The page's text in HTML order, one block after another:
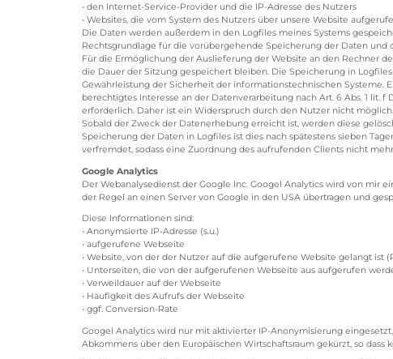
• den Internet-Service-Provider und die IP-Adresse des Nutzers
• Websites, die vom System des Nutzers über unsere Website
Die Daten werden außerdem in den Logfiles meines Systems
Rechtsgrundlage für die vorübergehende Speicherung der Daten und
Für die Ermöglichung der Auslieferung der Website an den Rechner
die Dauer der Sitzung gespeichert bleiben. Die Speicherung in
Gewährleistung der Sicherheit der informationstechnischen
berechtigtes Interesse an der Datenverarbeitung nach Art. 6 Abs. 1
erforderlich. Daher ist ein Widerspruch durch den Nutzer nicht möglich.
Sobald der Zweck der Datenerhebung erreicht ist, werden diese
Speicherung der Daten in Logfiles ist dies nach spätestens sieben
verfremdet, sodass eine Zuordnung des aufrufenden Clients nicht
Google Analytics
Der Webanalysedienst der Google Inc. Googel Analytics wird von
der Regel an einen Server von Google in den USA übertragen und
Diese Informationen sind:
• Anonymsierte IP-Adresse (s.u.)
• aufgerufene Webseite
• Website, von der der Nutzer auf die aufgerufene Website gelangt ist
• Unterseiten, die von der aufgerufenen Webseite aus aufgerufen
• Verweildauer auf der Webseite
• Häufigkeit des Aufrufs der Webseite
• ggf. Conversion-Rate
Googel Analytics wird nur mit aktivierter IP-Anonymisierung
Abkommens über den Europäischen Wirtschaftsraum gekürzt, so dass